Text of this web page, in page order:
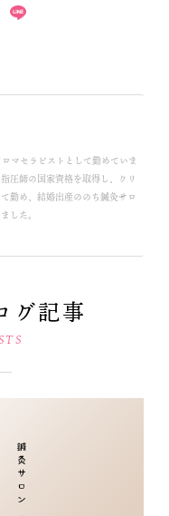
マセラピストとして勤めていま
圧師の国家資格を取得し、クリ
勤め、結婚出産ののち鍼灸サロ
した。
グ記事